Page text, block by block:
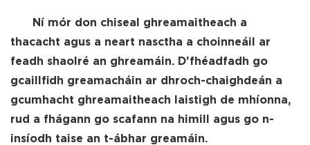
Ní mór don chiseal ghreamaitheach a
thacacht agus a neart nasctha a choinneáil ar
feadh shaolré an ghreamáin. D'fhéadfadh go
gcaillfidh greamacháin ar dhroch-chaighdeán a
gcumhacht ghreamaitheach laistigh de mhíonna,
rud a fhágann go scafann na himill agus go n-
insíodh taise an t-ábhar greamáin.